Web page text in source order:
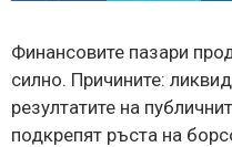
Финансовите пазари
силно. Причините:
резултатите на
подкрепят ръста на